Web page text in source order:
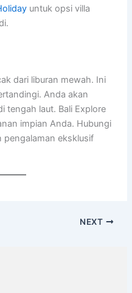
untuk opsi villa
dari liburan mewah. Ini
Anda akan
tengah laut. Bali Explore
impian Anda. Hubungi
pengalaman eksklusif
NEXT